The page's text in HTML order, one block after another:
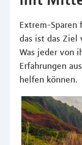
Extrem-Sparen
das ist das Ziel
Was jeder von
Erfahrungen
helfen können.